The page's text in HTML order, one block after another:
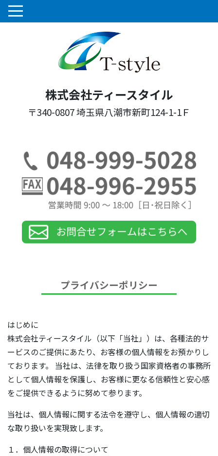
株式会社ティースタイル
〒340-0807 埼玉県八潮市新町124-1-1Ｆ
プライバシーポリシー
はじめに
株式会社ティースタイル（以下「当社」）は、各種法的サ
ービスのご提供にあたり、お客様の個人情報をお預かりし
ております。 当社は、法律を取り扱う国家資格者の事務所
として個人情報を保護し、お客様に更なる信頼性と安心感
をご提供できるように努めて参ります。
当社は、個人情報に関する法令を遵守し、個人情報の適切
な取り扱いを実現致します。
１．個人情報の取得について